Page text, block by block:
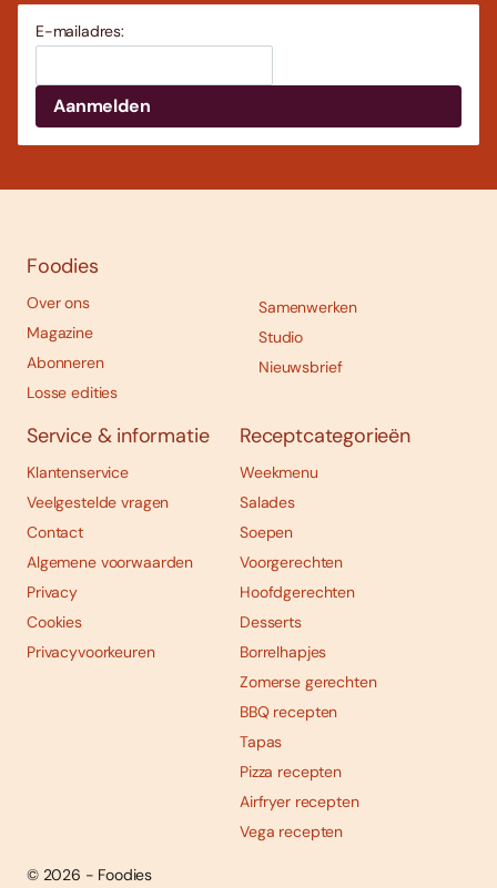
E-mailadres:
Foodies
Over ons
Magazine
Abonneren
Losse edities
Samenwerken
Studio
Nieuwsbrief
Service & informatie
Klantenservice
Veelgestelde vragen
Contact
Algemene voorwaarden
Privacy
Cookies
Privacyvoorkeuren
Receptcategorieën
Weekmenu
Salades
Soepen
Voorgerechten
Hoofdgerechten
Desserts
Borrelhapjes
Zomerse gerechten
BBQ recepten
Tapas
Pizza recepten
Airfryer recepten
Vega recepten
© 2026 - Foodies